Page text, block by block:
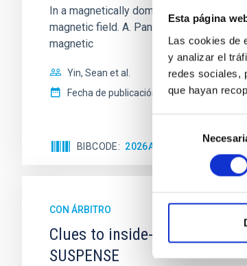
Esta página
Las cookies de
y analizar el
redes sociales,
que hayan
consentimiento
In a magnetically dominated model of
magnetic field. A. Pandhi et al. showed
magnetic
Yin, Sean et al.
Fecha de publicación:
5 2026
BIBCODE 2026APJ..1003...83Y
CON ÁRBITRO
Clues to inside-out
SUSPENSE